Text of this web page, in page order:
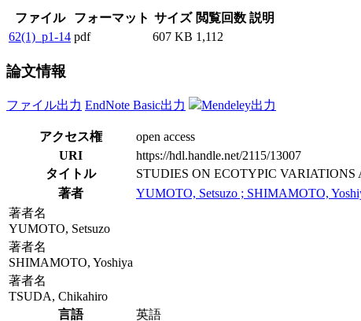
ファイル フォーマット サイズ 閲覧回数 説明
62(1)_p1-14 pdf 607 KB 1,112
論文情報
ファイル出力 EndNote Basic出力 Mendeley出力
アクセス権
open access
URI
https://hdl.handle.net/2115/13007
タイトル
STUDIES ON ECOTYPIC VARIATIONS
著者
YUMOTO, Setsuzo ; SHIMAMOTO,
著者名
YUMOTO, Setsuzo
著者名
SHIMAMOTO, Yoshiya
著者名
TSUDA, Chikahiro
言語
英語